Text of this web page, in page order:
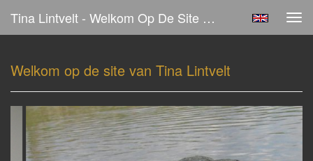
Tina Lintvelt - Welkom Op De Site Van Tina Lintvelt
Welkom op de site van Tina Lintvelt